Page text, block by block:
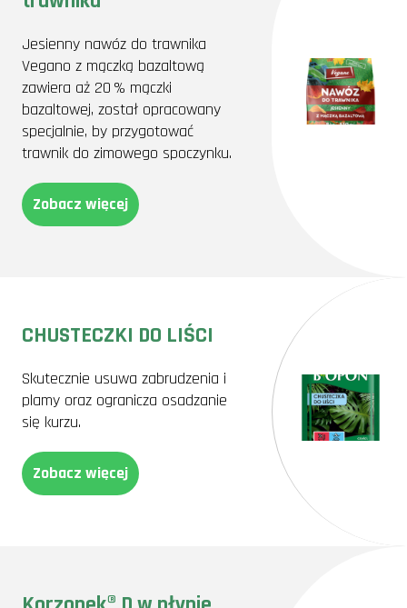
Jesienny nawóz do trawnika
Vegano z mączką bazaltową
zawiera aż 20 % mączki
bazaltowej, został opracowany
specjalnie, by przygotować
trawnik do zimowego spoczynku.
Zobacz więcej
CHUSTECZKI DO LIŚCI
Skutecznie usuwa zabrudzenia i
plamy oraz ogranicza osadzanie
się kurzu.
Zobacz więcej